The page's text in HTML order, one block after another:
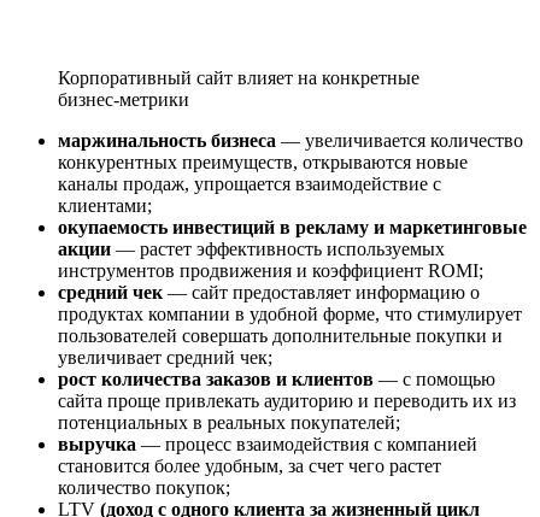
Корпоративный сайт влияет на конкретные
бизнес-метрики
маржинальность бизнеса — увеличивается количество
конкурентных преимуществ, открываются новые
каналы продаж, упрощается взаимодействие с
клиентами;
окупаемость инвестиций в рекламу и маркетинговые
акции — растет эффективность используемых
инструментов продвижения и коэффициент ROMI;
средний чек — сайт предоставляет информацию о
продуктах компании в удобной форме, что стимулирует
пользователей совершать дополнительные покупки и
увеличивает средний чек;
рост количества заказов и клиентов — с помощью
сайта проще привлекать аудиторию и переводить их из
потенциальных в реальных покупателей;
выручка — процесс взаимодействия с компанией
становится более удобным, за счет чего растет
количество покупок;
LTV (доход с одного клиента за жизненный цикл